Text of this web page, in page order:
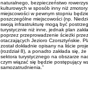
naturalnego, bezpieczeństwo
kulturowych w sposób inny niż
miejscowości w pewnym stopniu
poszczególne miejscowości (np.
swoją infrastrukturę mogą być
turystycznie niż inne, jednak plan
poprzez przeprowadzenie ścieżki
otaczających Jezioro Czorsztyńskie.
został dokładnie opisany na liście
(rozdział 8), a ponadto zakłada się,
sektora turystycznego na obszarze
czym wiązać się będzie postępujący
samozatrudnienia.”